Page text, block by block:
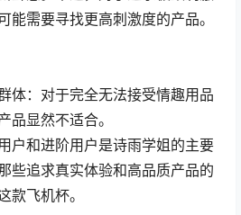
能需要寻找更高刺激度的产品。
体：对于完全无法接受情趣用品
品显然不适合。
户和进阶用户是诗雨学姐的主要
些追求真实体验和高品质产品的
款飞机杯。